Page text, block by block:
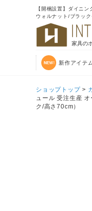
【開梱設置】ダイニ
ウォルナット/ブラッ
家具の
新作アイテ
ショップトップ>
ュール 受注生産
ク/高さ70cm）